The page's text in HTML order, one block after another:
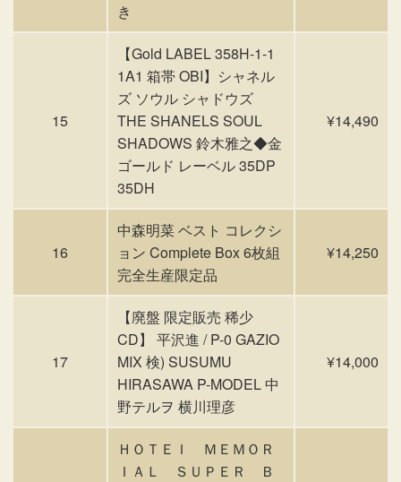
き
15
【Gold LABEL 358H-1-1
1A1 箱帯 OBI】シャネル
ズ ソウル シャドウズ
THE SHANELS SOUL
SHADOWS 鈴木雅之◆金
ゴールド レーベル 35DP
35DH
¥14,490
16
中森明菜 ベスト コレクシ
ョン Complete Box 6枚組
完全生産限定品
¥14,250
17
【廃盤 限定販売 稀少
CD】 平沢進 / P-0 GAZIO
MIX 検) SUSUMU
HIRASAWA P-MODEL 中
野テルヲ 横川理彦
¥14,000
ＨＯＴＥＩ ＭＥＭＯＲ
ＩＡＬ ＳＵＰＥＲ Ｂ